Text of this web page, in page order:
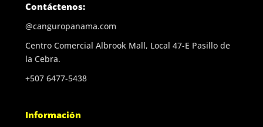
Contáctenos:
@canguropanama.com
Centro Comercial Albrook Mall, Local 47-E Pasillo de
la Cebra.
+507 6477-5438
Información